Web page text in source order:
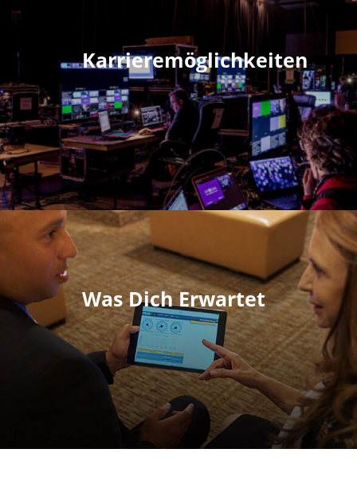
Karrieremöglichkeiten
Was Dich Erwartet